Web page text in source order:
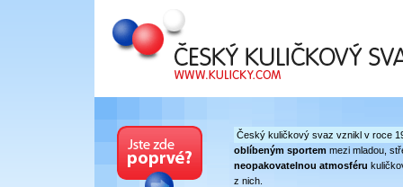
Český kuličkový svaz
Český kuličkový svaz vznikl v roce
oblíbeným sportem mezi mladou,
neopakovatelnou atmosféru
z nich.